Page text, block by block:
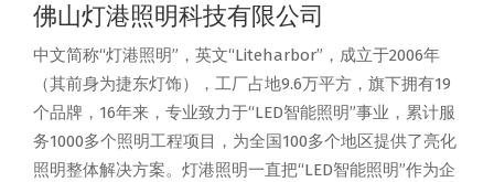
佛山灯港照明科技有限公司
中文简称“灯港照明”，英文“Liteharbor”，成立于2006年
（其前身为捷东灯饰），工厂占地9.6万平方，旗下拥有19
个品牌，16年来，专业致力于“LED智能照明”事业，累计服
务1000多个照明工程项目，为全国100多个地区提供了亮化
照明整体解决方案。灯港照明一直把“LED智能照明”作为企